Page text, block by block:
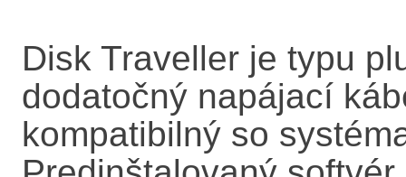
Disk Traveller je typu
dodatočný napájací
kompatibilný so